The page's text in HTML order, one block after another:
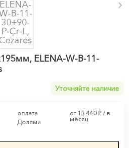
ELENA-W-B-11-
Уточняйте наличие
оплата
Долями
от 13 440 ₽/ в
месяц